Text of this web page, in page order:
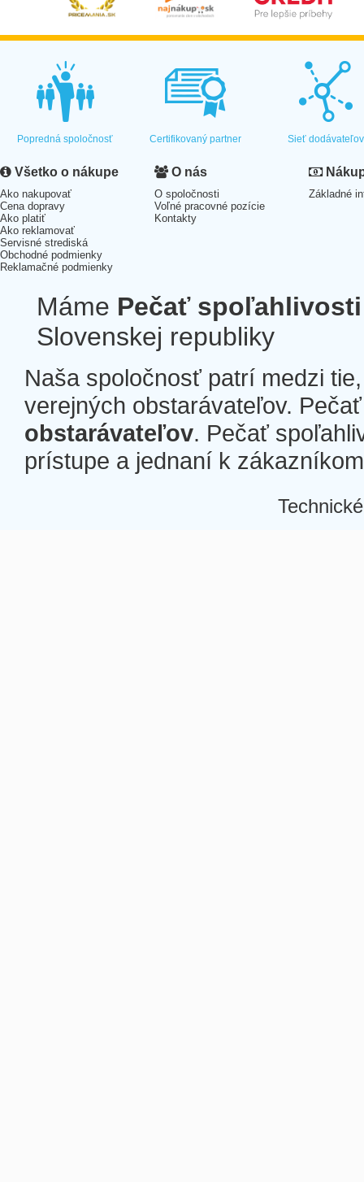
Popredná spoločnosť Certifikovaný partner Sieť dodávateľov
Všetko o nákupe
Ako nakupovať
Cena dopravy
Ako platiť
Ako reklamovať
Servisné strediská
Obchodné podmienky
Reklamačné podmienky
O nás
O spoločnosti
Voľné pracovné pozície
Kontakty
Základné
Máme Pečať spoľahlivosti
Slovenskej republiky
Naša spoločnosť patrí medzi
verejných obstarávateľov.
obstarávateľov. Pečať
prístupe a jednaní k